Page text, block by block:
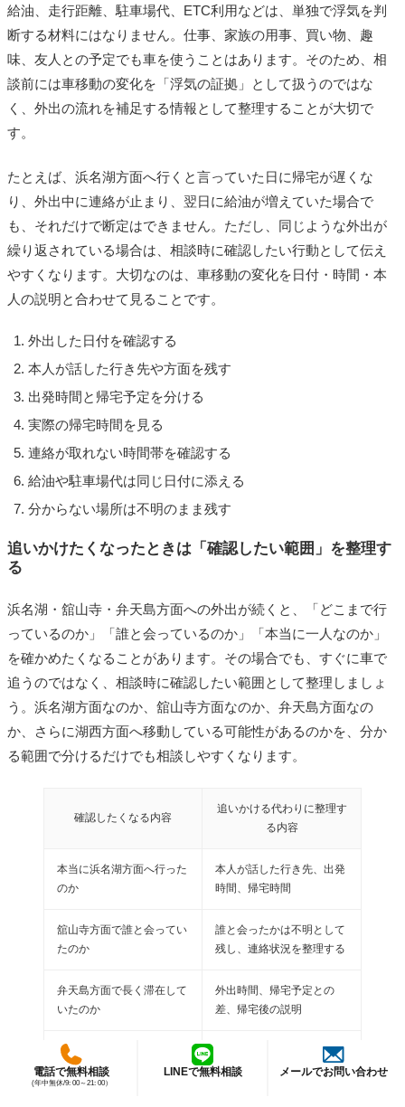
給油、走行距離、駐車場代、ETC利用などは、単独で浮気を判
断する材料にはなりません。仕事、家族の用事、買い物、趣
味、友人との予定でも車を使うことはあります。そのため、相
談前には車移動の変化を「浮気の証拠」として扱うのではな
く、外出の流れを補足する情報として整理することが大切で
す。
たとえば、浜名湖方面へ行くと言っていた日に帰宅が遅くな
り、外出中に連絡が止まり、翌日に給油が増えていた場合で
も、それだけで断定はできません。ただし、同じような外出が
繰り返されている場合は、相談時に確認したい行動として伝え
やすくなります。大切なのは、車移動の変化を日付・時間・本
人の説明と合わせて見ることです。
外出した日付を確認する
本人が話した行き先や方面を残す
出発時間と帰宅予定を分ける
実際の帰宅時間を見る
連絡が取れない時間帯を確認する
給油や駐車場代は同じ日付に添える
分からない場所は不明のまま残す
追いかけたくなったときは「確認したい範囲」を整理す
る
浜名湖・舘山寺・弁天島方面への外出が続くと、「どこまで行
っているのか」「誰と会っているのか」「本当に一人なのか」
を確かめたくなることがあります。その場合でも、すぐに車で
追うのではなく、相談時に確認したい範囲として整理しましょ
う。浜名湖方面なのか、舘山寺方面なのか、弁天島方面なの
か、さらに湖西方面へ移動している可能性があるのかを、分か
る範囲で分けるだけでも相談しやすくなります。
確認したくなる内容
追いかける代わりに整理す
る内容
本当に浜名湖方面へ行った
のか
本人が話した行き先、出発
時間、帰宅時間
舘山寺方面で誰と会ってい
たのか
誰と会ったかは不明として
残し、連絡状況を整理する
弁天島方面で長く滞在して
いたのか
外出時間、帰宅予定との
差、帰宅後の説明
車移動が増えているのか
同じ方面への外出頻度、給
油、駐車場代の変化
電話で無料相談
(年中無休/9: 00～21: 00）
LINEで無料相談 メールでお問い合わせ